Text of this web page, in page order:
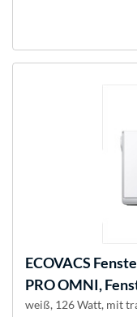
ECOVACS
PRO OMNI,
weiß, 126 Watt, mit